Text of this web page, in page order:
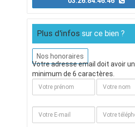
Plus d'infos sur ce bien ?
Nos honoraires
Votre adresse email doit avoir un
minimum de 6 caractères.